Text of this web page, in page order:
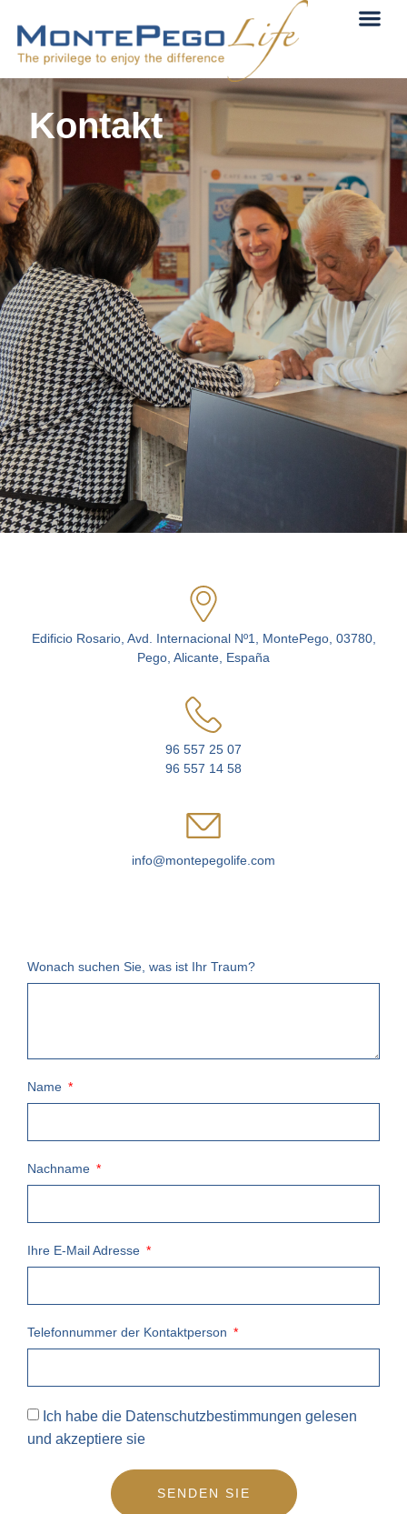
Kontakt
Edificio Rosario, Avd. Internacional Nº1, MontePego, 03780,
Pego, Alicante, España
96 557 25 07
96 557 14 58
info@montepegolife.com
Wonach suchen Sie, was ist Ihr Traum?
Name
Nachname
Ihre E-Mail Adresse
Telefonnummer der Kontaktperson
Ich habe die Datenschutzbestimmungen gelesen
und akzeptiere sie
SENDEN SIE